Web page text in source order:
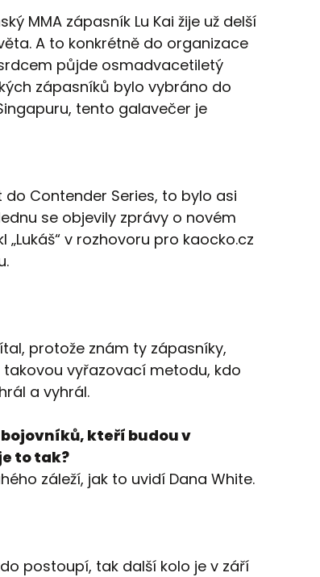
MMA zápasník Lu Kai žije už delší
A to konkrétně do organizace
půjde osmadvacetiletý
zápasníků bylo vybráno do
tento galavečer je
Contender Series, to bylo asi
se objevily zprávy o novém
v rozhovoru pro kaocko.cz
protože znám ty zápasníky,
vyřazovací metodu, kdo
a vyhrál.
kteří budou v
to tak?
záleží, jak to uvidí Dana White.
postoupí, tak další kolo je v září